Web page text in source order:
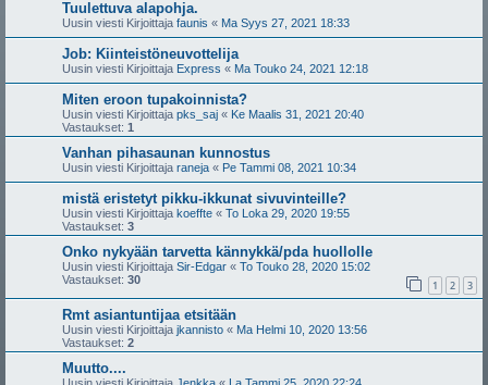
Tuulettuva alapohja.
Uusin viesti Kirjoittaja faunis « Ma Syys 27, 2021 18:33
Job: Kiinteistöneuvottelija
Uusin viesti Kirjoittaja Express « Ma Touko 24, 2021 12:18
Miten eroon tupakoinnista?
Uusin viesti Kirjoittaja pks_saj « Ke Maalis 31, 2021 20:40
Vastaukset: 1
Vanhan pihasaunan kunnostus
Uusin viesti Kirjoittaja raneja « Pe Tammi 08, 2021 10:34
mistä eristetyt pikku-ikkunat sivuvinteille?
Uusin viesti Kirjoittaja koeffte « To Loka 29, 2020 19:55
Vastaukset: 3
Onko nykyään tarvetta kännykkä/pda huollolle
Uusin viesti Kirjoittaja Sir-Edgar « To Touko 28, 2020 15:02
Vastaukset: 30 1 2 3
Rmt asiantuntijaa etsitään
Uusin viesti Kirjoittaja jkannisto « Ma Helmi 10, 2020 13:56
Vastaukset: 2
Muutto....